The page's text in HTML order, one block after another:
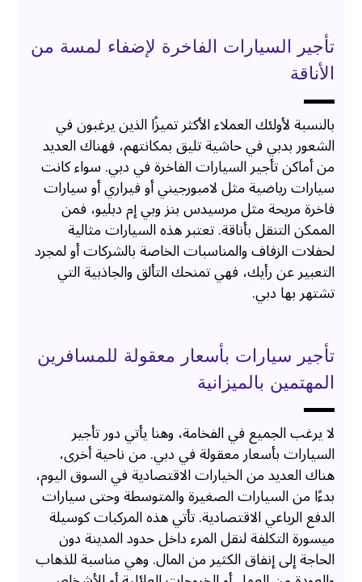
تأجير السيارات الفاخرة لإضفاء لمسة من
الأناقة
بالنسبة لأولئك العملاء الأكثر تميزًا الذين يرغبون في
الشعور بدبي في حاشية تليق بمكانتهم، فهناك العديد
من أماكن تأجير السيارات الفاخرة في دبي. سواء كانت
سيارات رياضية مثل لامبورجيني أو فيراري أو سيارات
فاخرة مريحة مثل مرسيدس بنز وبي إم دبليو، فمن
الممكن التنقل بأناقة. تعتبر هذه السيارات مثالية
لحفلات الزفاف والمناسبات الخاصة بالشركات أو لمجرد
التعبير عن رأيك، فهي تمنحك التألق والجاذبية التي
تشتهر بها دبي.
تأجير سيارات بأسعار معقولة للمسافرين
المهتمين بالميزانية
لا يرغب الجميع في الفخامة، وهنا يأتي دور تأجير
السيارات بأسعار معقولة في دبي. من ناحية أخرى،
هناك العديد من الخيارات الاقتصادية في السوق اليوم،
بدءًا من السيارات الصغيرة والمتوسطة وحتى سيارات
الدفع الرباعي الاقتصادية. تأتي هذه المركبات كوسيلة
ميسورة التكلفة لنقل المرء داخل حدود المدينة دون
الحاجة إلى إنفاق الكثير من المال. وهي مناسبة للذهاب